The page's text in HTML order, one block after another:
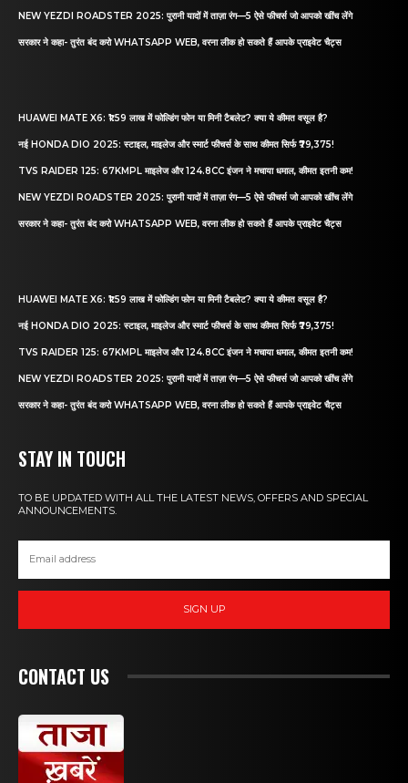
NEW YEZDI ROADSTER 2025: पुरानी यादों में ताज़ा रंग—5 ऐसे फीचर्स जो आपको खींच लेंगे
सरकार ने कहा- तुरंत बंद करो WHATSAPP WEB, वरना लीक हो सकते हैं आपके प्राइवेट चैट्स
HUAWEI MATE X6: ₹1.59 लाख में फोल्डिंग फोन या मिनी टैबलेट? क्या ये कीमत वसूल है?
नई HONDA DIO 2025: स्टाइल, माइलेज और स्मार्ट फीचर्स के साथ कीमत सिर्फ ₹79,375!
TVS RAIDER 125: 67KMPL माइलेज और 124.8CC इंजन ने मचाया धमाल, कीमत इतनी कम!
NEW YEZDI ROADSTER 2025: पुरानी यादों में ताज़ा रंग—5 ऐसे फीचर्स जो आपको खींच लेंगे
सरकार ने कहा- तुरंत बंद करो WHATSAPP WEB, वरना लीक हो सकते हैं आपके प्राइवेट चैट्स
HUAWEI MATE X6: ₹1.59 लाख में फोल्डिंग फोन या मिनी टैबलेट? क्या ये कीमत वसूल है?
नई HONDA DIO 2025: स्टाइल, माइलेज और स्मार्ट फीचर्स के साथ कीमत सिर्फ ₹79,375!
TVS RAIDER 125: 67KMPL माइलेज और 124.8CC इंजन ने मचाया धमाल, कीमत इतनी कम!
NEW YEZDI ROADSTER 2025: पुरानी यादों में ताज़ा रंग—5 ऐसे फीचर्स जो आपको खींच लेंगे
सरकार ने कहा- तुरंत बंद करो WHATSAPP WEB, वरना लीक हो सकते हैं आपके प्राइवेट चैट्स
STAY IN TOUCH
TO BE UPDATED WITH ALL THE LATEST NEWS, OFFERS AND SPECIAL
ANNOUNCEMENTS.
SIGN UP
CONTACT US